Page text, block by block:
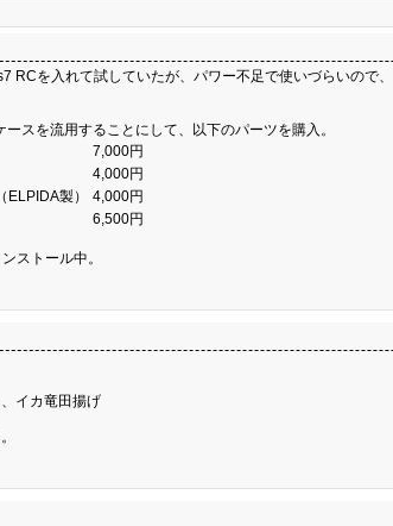
RCを入れて試していたが、パワー不足で使いづらいので
スを流用することにして、以下のパーツを購入。
7,000円
4,000円
製）
4,000円
6,500円
ストール中。
イカ竜田揚げ